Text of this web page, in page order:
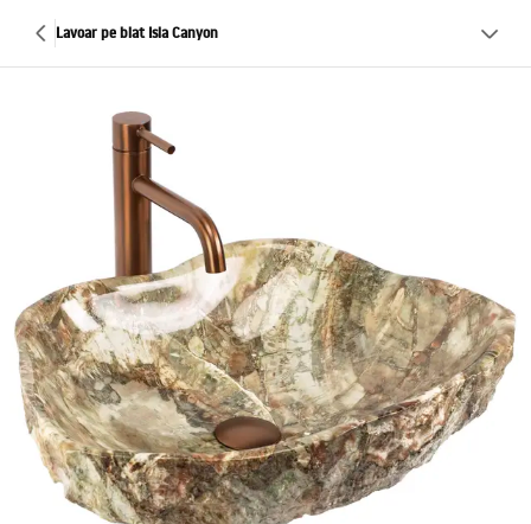
Lavoar pe blat Isla Canyon